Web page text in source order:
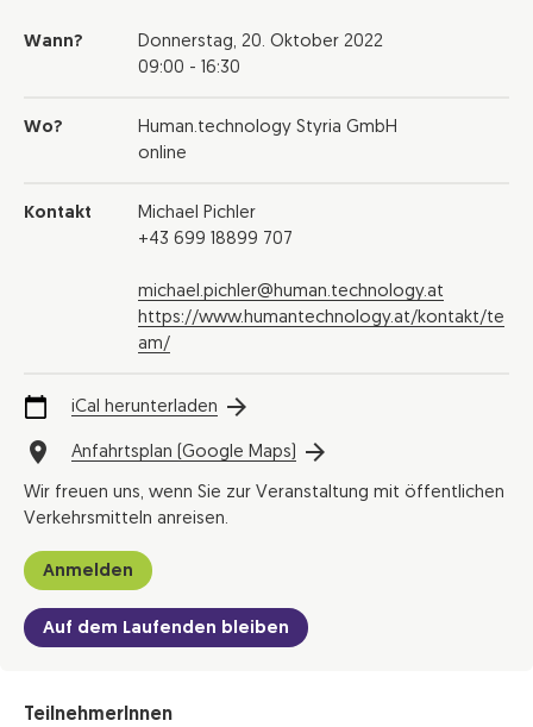
Wann? Donnerstag, 20. Oktober 2022
09:00 - 16:30
Wo?
Human.technology Styria GmbH
online
Kontakt
Michael Pichler
+43 699 18899 707
michael.pichler@human.technology.at
https://www.humantechnology.at/kontakt/te
am/
iCal herunterladen
Anfahrtsplan (Google Maps)
Wir freuen uns, wenn Sie zur Veranstaltung mit öffentlichen
Verkehrsmitteln anreisen.
Anmelden
Auf dem Laufenden bleiben
TeilnehmerInnen